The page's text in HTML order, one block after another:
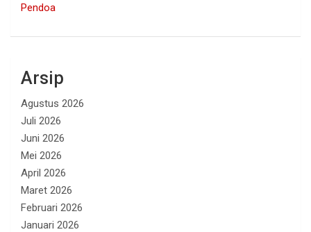
Pendoa
Arsip
Agustus 2026
Juli 2026
Juni 2026
Mei 2026
April 2026
Maret 2026
Februari 2026
Januari 2026